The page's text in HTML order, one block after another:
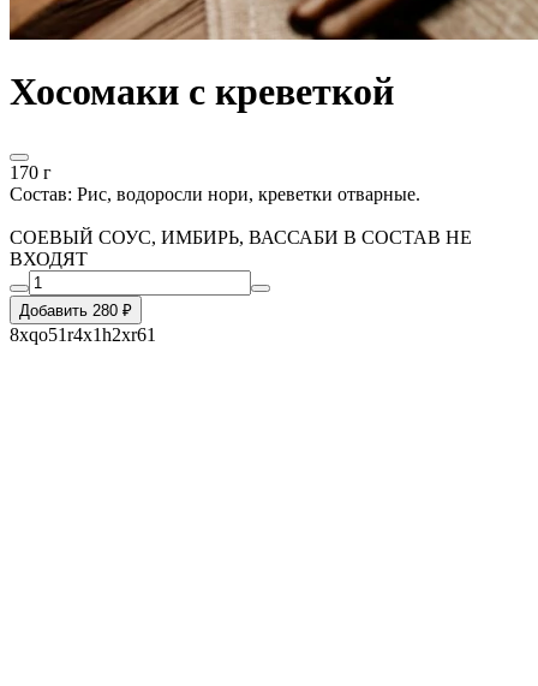
Хосомаки с креветкой
170 г
Состав: Рис, водоросли нори, креветки отварные.
СОЕВЫЙ СОУС, ИМБИРЬ, ВАССАБИ В СОСТАВ НЕ
ВХОДЯТ
Добавить 280 ₽
8xqo51r4x1h2xr61